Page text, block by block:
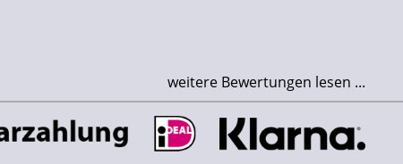
weitere Bewertungen lesen ...